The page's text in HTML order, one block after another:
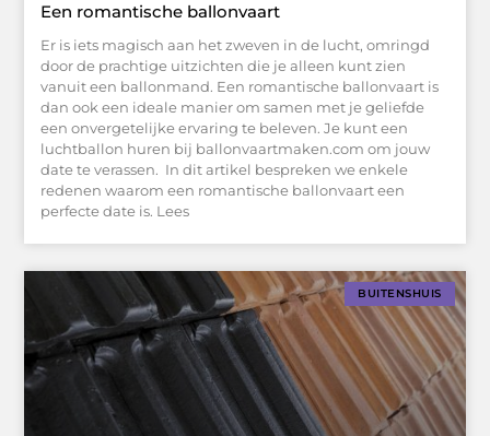
Een romantische ballonvaart
Er is iets magisch aan het zweven in de lucht, omringd
door de prachtige uitzichten die je alleen kunt zien
vanuit een ballonmand. Een romantische ballonvaart is
dan ook een ideale manier om samen met je geliefde
een onvergetelijke ervaring te beleven. Je kunt een
luchtballon huren bij ballonvaartmaken.com om jouw
date te verassen. In dit artikel bespreken we enkele
redenen waarom een romantische ballonvaart een
perfecte date is. Lees
BUITENSHUIS